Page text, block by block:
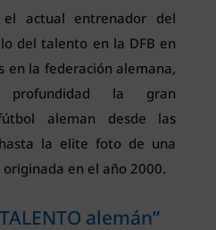
el actual entrenador del
del talento en la DFB en
en la federación alemana,
la gran
aleman desde las
la elite foto de una
en el año 2000.
alemán”